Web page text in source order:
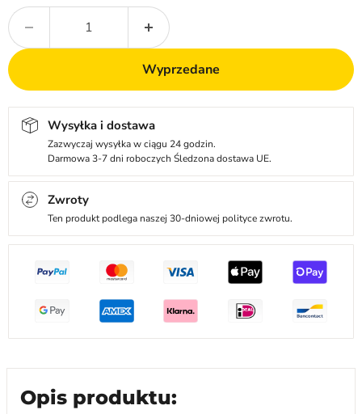
Wyprzedane
Wysyłka i dostawa
Zazwyczaj wysyłka w ciągu 24 godzin.
Darmowa 3-7 dni roboczych Śledzona dostawa UE.
Zwroty
Ten produkt podlega naszej 30-dniowej polityce zwrotu.
Opis produktu: